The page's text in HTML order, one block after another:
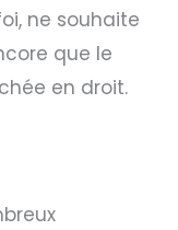
ne souhaite
que le
en droit.